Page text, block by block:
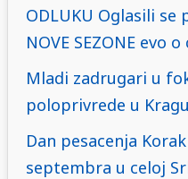
ODLUKU Oglasili se
NOVE SEZONE evo
Mladi zadrugari u
poloprivrede u
Dan pesacenja
septembra u celoj